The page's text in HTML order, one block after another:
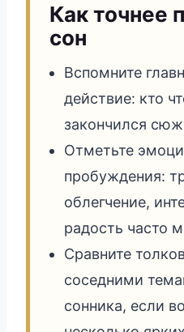
Как точнее
сон
Вспомните
действие: кто
закончился
Отметьте
пробуждения:
облегчение,
радость часто
Сравните
соседними
сонника, если